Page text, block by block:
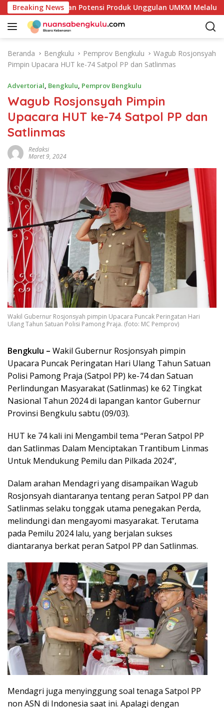
a
Breaking News
Mulai Petakan Potensi Produk Unggulan UMKM Melalui
Beranda Bengkulu Pemprov Bengkulu
Wagub Rosjonsyah
Pimpin Upacara HUT ke-74 Satpol PP dan Satlinmas
Advertorial, Bengkulu, Pemprov Bengkulu
Wagub Rosjonsyah Pimpin
Upacara HUT ke-74 Satpol PP dan
Satlinmas
Redaksi
Maret 9, 2024
Wakil Gubernur Rosjonsyah pimpin Upacara Puncak Peringatan Hari
Ulang Tahun Satuan Polisi Pamong Praja. (foto: MC Pemprov)
Bengkulu – Wakil Gubernur Rosjonsyah pimpin
Upacara Puncak Peringatan Hari Ulang Tahun Satuan
Polisi Pamong Praja (Satpol PP) ke-74 dan Satuan
Perlindungan Masyarakat (Satlinmas) ke 62 Tingkat
Nasional Tahun 2024 di lapangan kantor Gubernur
Provinsi Bengkulu sabtu (09/03).
HUT ke 74 kali ini Mengambil tema “Peran Satpol PP
dan Satlinmas Dalam Menciptakan Trantibum Linmas
Untuk Mendukung Pemilu dan Pilkada 2024”,
Dalam arahan Mendagri yang disampaikan Wagub
Rosjonsyah diantaranya tentang peran Satpol PP dan
Satlinmas selaku tonggak utama penegakan Perda,
melindungi dan mengayomi masyarakat. Terutama
pada Pemilu 2024 lalu, yang berjalan sukses
diantaranya berkat peran Satpol PP dan Satlinmas.
Mendagri juga menyinggung soal tenaga Satpol PP
non ASN di Indonesia saat ini. Apalagi dengan